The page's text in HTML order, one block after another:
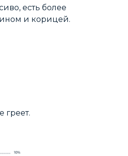
есть более
и корицей.
греет.